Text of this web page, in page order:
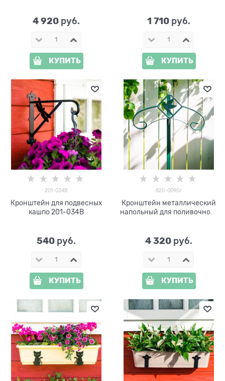
4 920 руб.
КУПИТЬ
1 710 руб.
КУПИТЬ
201-034B
Кронштейн для подвесных
кашпо 201-034B
540 руб.
КУПИТЬ
820-009Gr
Кронштейн металлический
напольный для поливочного
4 320 руб.
КУПИТЬ